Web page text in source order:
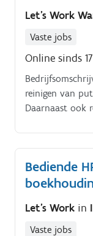
Let's Work
Vaste jobs
Online sinds
reinigen van
Daarnaast ook
Bediende
Let's Work in
Vaste jobs